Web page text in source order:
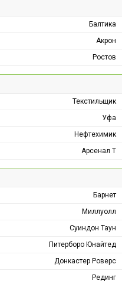
Балтика
Акрон
Ростов
Текстильщик
Уфа
Нефтехимик
Арсенал Т
Барнет
Миллуолл
Суиндон Таун
Питерборо Юнайтед
Донкастер Роверс
Рединг